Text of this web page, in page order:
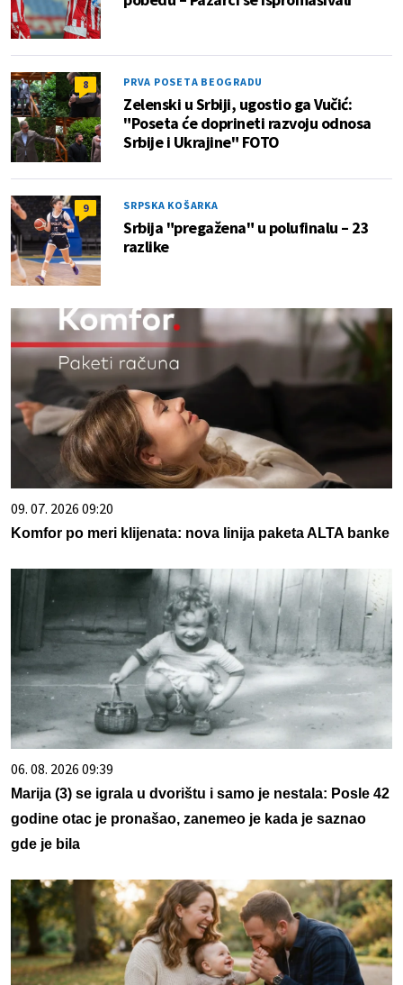
8 PRVA POSETA BEOGRADU
Zelenski u Srbiji, ugostio ga Vučić:
"Poseta će doprineti razvoju odnosa
Srbije i Ukrajine" FOTO
9 SRPSKA KOŠARKA
Srbija "pregažena" u polufinalu – 23
razlike
09. 07. 2026 09:20
Komfor po meri klijenata: nova linija paketa ALTA banke
06. 08. 2026 09:39
Marija (3) se igrala u dvorištu i samo je nestala: Posle 42
godine otac je pronašao, zanemeo je kada je saznao
gde je bila